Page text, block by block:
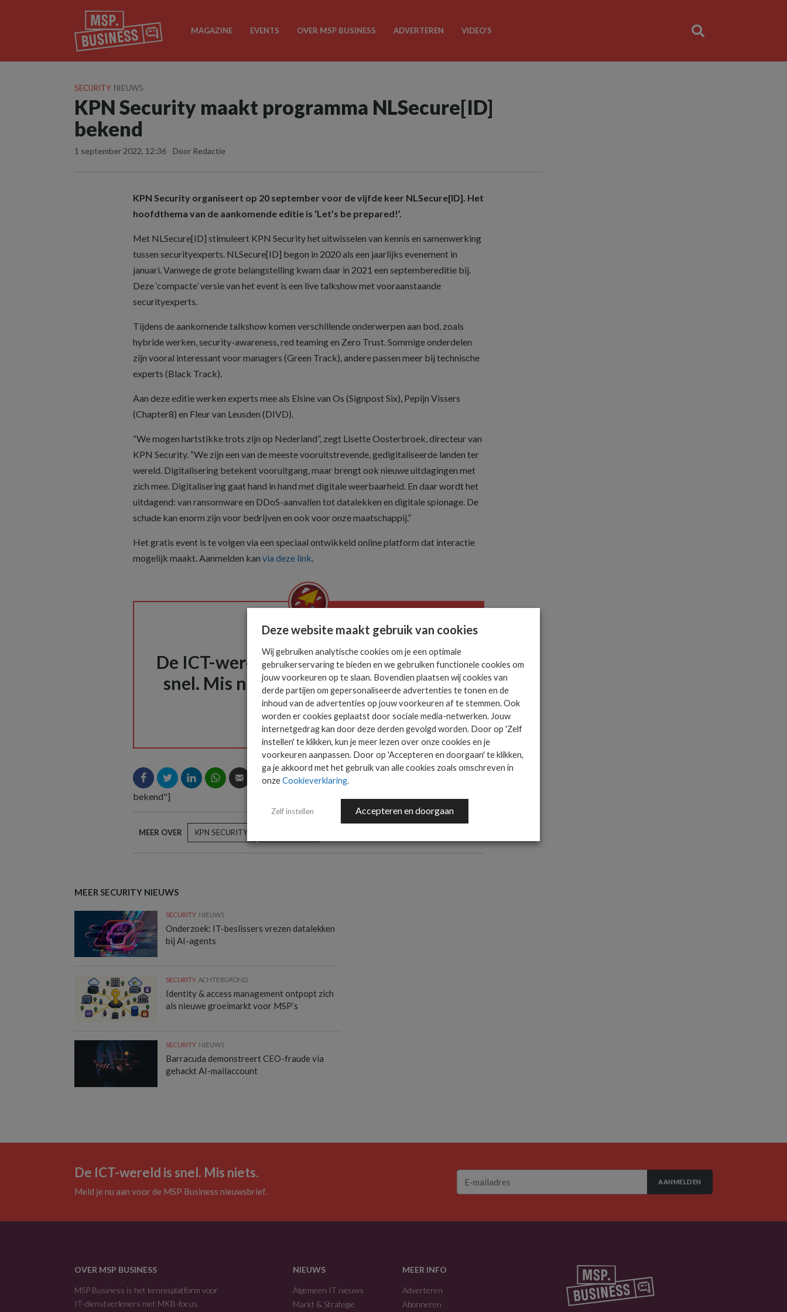
MAGAZINE EVENTS OVER MSP BUSINESS ADVERTEREN VIDEO’S
SECURITY NIEUWS
KPN Security maakt programma NLSecure[ID]
bekend
1 september 2022, 12:36 Door Redactie
KPN Security organiseert op 20 september voor de vijfde keer NLSecure[ID]. Het
hoofdthema van de aankomende editie is ‘Let’s be prepared!’.
Met NLSecure[ID] stimuleert KPN Security het uitwisselen van kennis en samenwerking
tussen securityexperts. NLSecure[ID] begon in 2020 als een jaarlijks evenement in
januari. Vanwege de grote belangstelling kwam daar in 2021 een septembereditie bij.
Deze ‘compacte’ versie van het event is een live talkshow met vooraanstaande
securityexperts.
Tijdens de aankomende talkshow komen verschillende onderwerpen aan bod, zoals
hybride werken, security-awareness, red teaming en Zero Trust. Sommige onderdelen
zijn vooral interessant voor managers (Green Track), andere passen meer bij technische
experts (Black Track).
Aan deze editie werken experts mee als Elsine van Os (Signpost Six), Pepijn Vissers
(Chapter8) en Fleur van Leusden (DIVD).
“We mogen hartstikke trots zijn op Nederland”, zegt Lisette Oosterbroek, directeur van
KPN Security. “We zijn een van de meeste vooruitstrevende, gedigitaliseerde landen ter
wereld. Digitalisering betekent vooruitgang, maar brengt ook nieuwe uitdagingen met
zich mee. Digitalisering gaat hand in hand met digitale weerbaarheid. En daar wordt het
uitdagend: van ransomware en DDoS-aanvallen tot datalekken en digitale spionage. De
schade kan enorm zijn voor bedrijven en ook voor onze maatschappij.”
Het gratis event is te volgen via een speciaal ontwikkeld online platform dat interactie
mogelijk maakt. Aanmelden kan via deze link
De ICT-wereld is
snel. Mis niets.
Het allerlaatste ICT
nieuws in jouw mailbox
bekend"]
MEER OVER KPN SECURITY
MEER SECURITY NIEUWS
SECURITY NIEUWS
Onderzoek: IT-beslissers vrezen datalekken
bij AI-agents
SECURITY ACHTERGROND
Identity & access management ontpopt zich
als nieuwe groeimarkt voor MSP’s
SECURITY NIEUWS
Barracuda demonstreert CEO-fraude via
gehackt AI-mailaccount
De ICT-wereld is snel. Mis niets.
Meld je nu aan voor de MSP Business nieuwsbrief.
AANMELDEN
OVER MSP BUSINESS
MSP Business is het kennisplatform voor
IT-dienstverleners met MKB-focus.
NIEUWS
Algemeen IT nieuws
Markt & Strategie
MEER INFO
Adverteren
Abonneren
Deze website maakt gebruik van cookies
Wij gebruiken analytische cookies om je een optimale
gebruikerservaring te bieden en we gebruiken functionele cookies om
jouw voorkeuren op te slaan. Bovendien plaatsen wij cookies van
derde partijen om gepersonaliseerde advertenties te tonen en de
inhoud van de advertenties op jouw voorkeuren af te stemmen. Ook
worden er cookies geplaatst door sociale media-netwerken. Jouw
internetgedrag kan door deze derden gevolgd worden. Door op 'Zelf
instellen' te klikken, kun je meer lezen over onze cookies en je
voorkeuren aanpassen. Door op 'Accepteren en doorgaan' te klikken,
ga je akkoord met het gebruik van alle cookies zoals omschreven in
onzeCookieverklaring.
Zelf instellen Accepteren en doorgaan